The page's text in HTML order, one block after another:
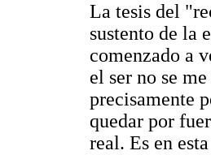
La tesis del
sustento de la
comenzado a
el ser no se
precisamente
quedar por
real. Es en